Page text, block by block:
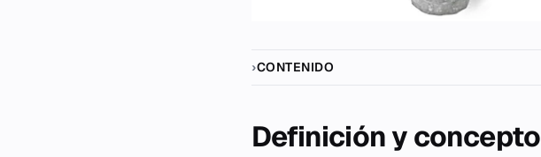
CONTENIDO
Definición y concepto